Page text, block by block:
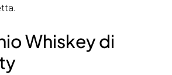
Whiskey di